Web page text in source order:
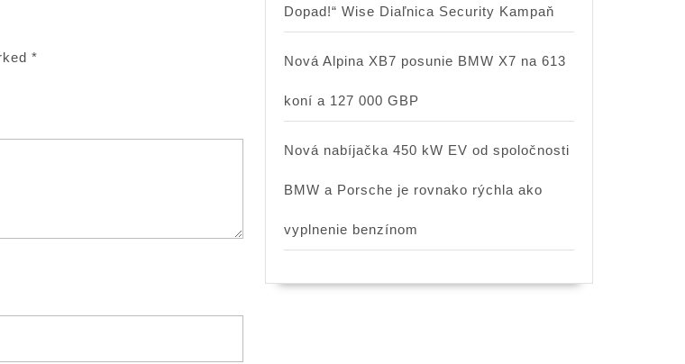
*
Dopad!“ Wise Diaľnica Security Kampaň
Nová Alpina XB7 posunie BMW X7 na 613
koní a 127 000 GBP
Nová nabíjačka 450 kW EV od spoločnosti
BMW a Porsche je rovnako rýchla ako
vyplnenie benzínom